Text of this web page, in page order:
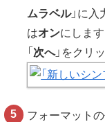
ムラベル」に入
はオンにします
「 次へ」をクリ
フォーマット